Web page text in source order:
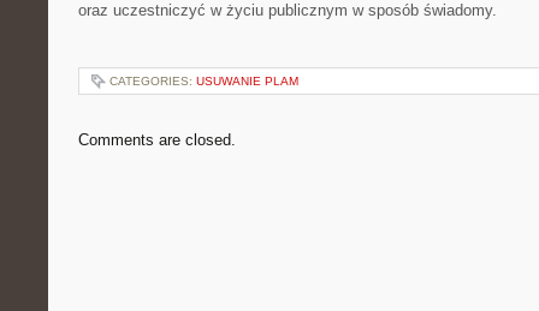
oraz uczestniczyć w życiu publicznym w sposób świadomy.
CATEGORIES: USUWANIE PLAM
Comments are closed.